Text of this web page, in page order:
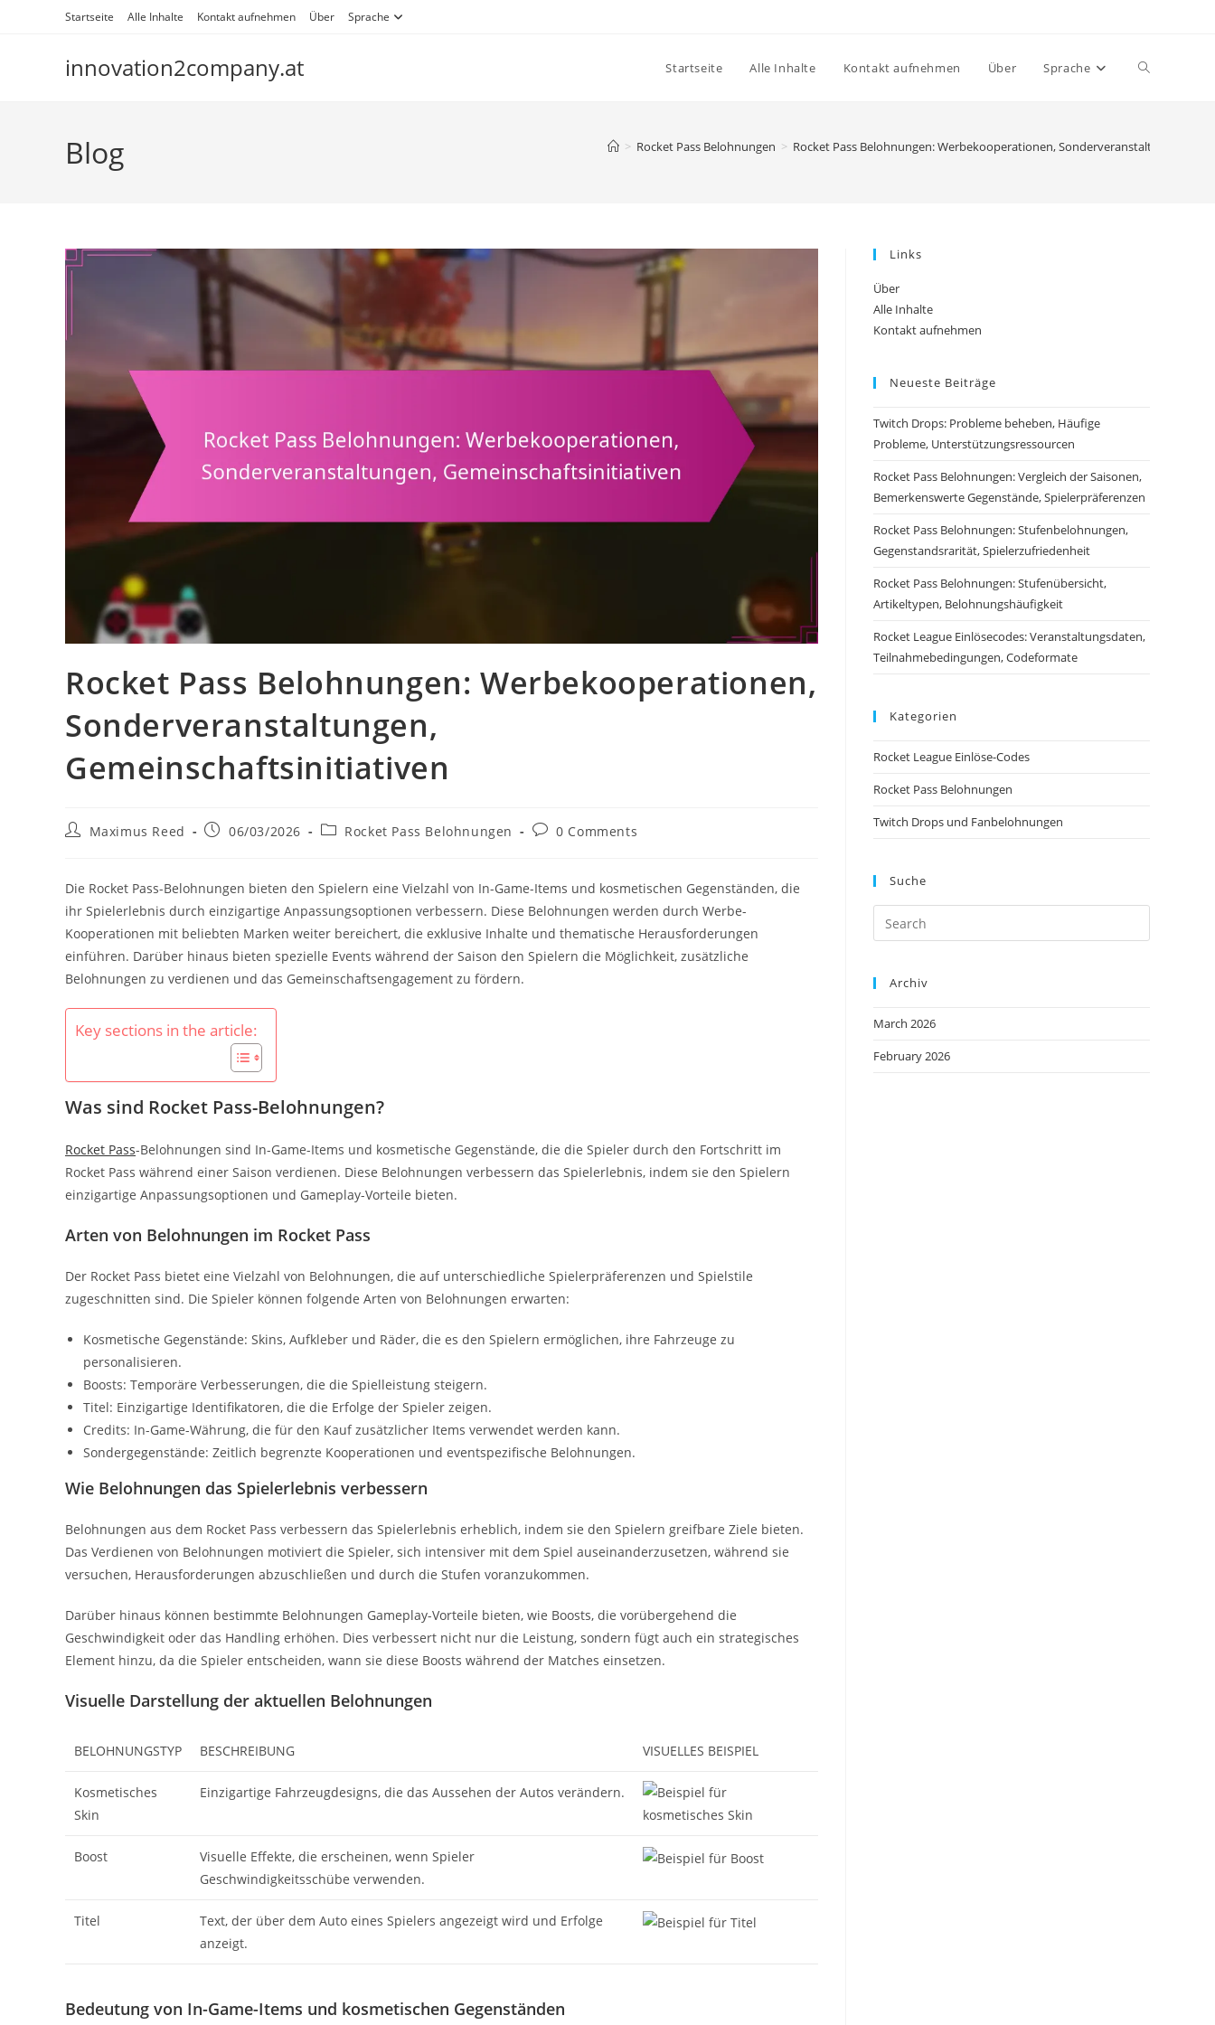
Startseite Alle Inhalte Kontakt aufnehmen Über Sprache
innovation2company.at Startseite Alle Inhalte Kontakt aufnehmen Über Sprache Toggle
Blog > Rocket Pass Belohnungen > Rocket Pass Belohnungen: Werbekooperationen, Sonderveranstaltungen,
Rocket Pass Belohnungen: Werbekooperationen,
Sonderveranstaltungen,
Gemeinschaftsinitiativen
PostMaximus Reed
Post06/03/2026
PostRocket Pass Belohnungen
Post0 Comments
Die Rocket Pass-Belohnungen bieten den Spielern eine Vielzahl von In-Game-Items und kosmetischen Gegenständen, die
ihr Spielerlebnis durch einzigartige Anpassungsoptionen verbessern. Diese Belohnungen werden durch Werbe-
Kooperationen mit beliebten Marken weiter bereichert, die exklusive Inhalte und thematische Herausforderungen
einführen. Darüber hinaus bieten spezielle Events während der Saison den Spielern die Möglichkeit, zusätzliche
Belohnungen zu verdienen und das Gemeinschaftsengagement zu fördern.
Key sections in the article:
Was sind Rocket Pass-Belohnungen?
Rocket Pass-Belohnungen sind In-Game-Items und kosmetische Gegenstände, die die Spieler durch den Fortschritt im
Rocket Pass während einer Saison verdienen. Diese Belohnungen verbessern das Spielerlebnis, indem sie den Spielern
einzigartige Anpassungsoptionen und Gameplay-Vorteile bieten.
Arten von Belohnungen im Rocket Pass
Der Rocket Pass bietet eine Vielzahl von Belohnungen, die auf unterschiedliche Spielerpräferenzen und Spielstile
zugeschnitten sind. Die Spieler können folgende Arten von Belohnungen erwarten:
Kosmetische Gegenstände: Skins, Aufkleber und Räder, die es den Spielern ermöglichen, ihre Fahrzeuge zu
personalisieren.
Boosts: Temporäre Verbesserungen, die die Spielleistung steigern.
Titel: Einzigartige Identifikatoren, die die Erfolge der Spieler zeigen.
Credits: In-Game-Währung, die für den Kauf zusätzlicher Items verwendet werden kann.
Sondergegenstände: Zeitlich begrenzte Kooperationen und eventspezifische Belohnungen.
Wie Belohnungen das Spielerlebnis verbessern
Belohnungen aus dem Rocket Pass verbessern das Spielerlebnis erheblich, indem sie den Spielern greifbare Ziele bieten.
Das Verdienen von Belohnungen motiviert die Spieler, sich intensiver mit dem Spiel auseinanderzusetzen, während sie
versuchen, Herausforderungen abzuschließen und durch die Stufen voranzukommen.
Darüber hinaus können bestimmte Belohnungen Gameplay-Vorteile bieten, wie Boosts, die vorübergehend die
Geschwindigkeit oder das Handling erhöhen. Dies verbessert nicht nur die Leistung, sondern fügt auch ein strategisches
Element hinzu, da die Spieler entscheiden, wann sie diese Boosts während der Matches einsetzen.
Visuelle Darstellung der aktuellen Belohnungen
BELOHNUNGSTYP BESCHREIBUNG VISUELLES BEISPIEL
Kosmetisches
Skin
Einzigartige Fahrzeugdesigns, die das Aussehen der Autos verändern.
Boost
Visuelle Effekte, die erscheinen, wenn Spieler
Geschwindigkeitsschübe verwenden.
Titel
Text, der über dem Auto eines Spielers angezeigt wird und Erfolge
anzeigt.
Bedeutung von In-Game-Items und kosmetischen Gegenständen
Links
Über
Alle Inhalte
Kontakt aufnehmen
Neueste Beiträge
Twitch Drops: Probleme beheben, Häufige
Probleme, Unterstützungsressourcen
Rocket Pass Belohnungen: Vergleich der Saisonen,
Bemerkenswerte Gegenstände, Spielerpräferenzen
Rocket Pass Belohnungen: Stufenbelohnungen,
Gegenstandsrarität, Spielerzufriedenheit
Rocket Pass Belohnungen: Stufenübersicht,
Artikeltypen, Belohnungshäufigkeit
Rocket League Einlösecodes: Veranstaltungsdaten,
Teilnahmebedingungen, Codeformate
Kategorien
Rocket League Einlöse-Codes
Rocket Pass Belohnungen
Twitch Drops und Fanbelohnungen
Suche
Archiv
March 2026
February 2026